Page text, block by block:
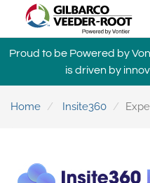
North America
United States
Canada
Português
Proud to be Powered by
is driven by
Home Insite360